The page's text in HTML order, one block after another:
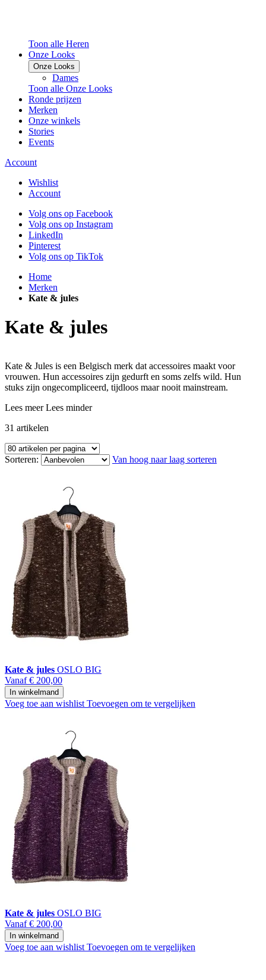
Toon alle Heren
Onze Looks
Onze Looks
Dames
Toon alle Onze Looks
Ronde prijzen
Merken
Onze winkels
Stories
Events
Account
Wishlist
Account
Volg ons op Facebook
Volg ons op Instagram
LinkedIn
Pinterest
Volg ons op TikTok
Home
Merken
Kate & jules
Kate & jules
Kate & Jules is een Belgisch merk dat accessoires maakt voor
vrouwen. Hun accessoires zijn gedurft en soms zelfs wild. Hun
stuks zijn ongecompliceerd, tijdloos maar nooit mainstream.
Lees meer Lees minder
31 artikelen
Sorteren: Van hoog naar laag sorteren
Kate & jules OSLO BIG
Vanaf € 200,00
In winkelmand
Voeg toe aan wishlist Toevoegen om te vergelijken
Kate & jules OSLO BIG
Vanaf € 200,00
In winkelmand
Voeg toe aan wishlist Toevoegen om te vergelijken